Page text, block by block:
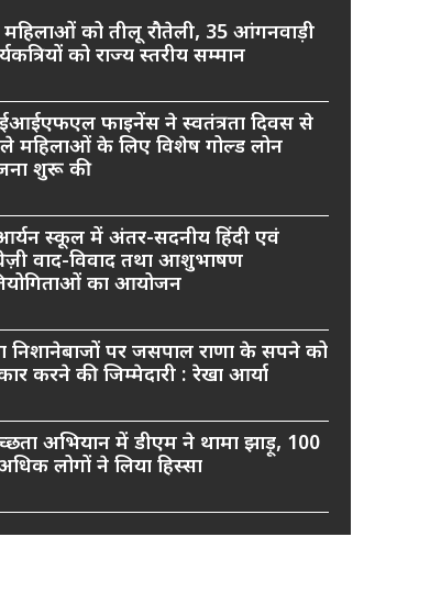
महिलाओं को तीलू रौतेली, 35 आंगनवाड़ी
को राज्य स्तरीय सम्मान
फाइनेंस ने स्वतंत्रता दिवस से
महिलाओं के लिए विशेष गोल्ड लोन
शुरू की
स्कूल में अंतर-सदनीय हिंदी एवं
वाद-विवाद तथा आशुभाषण
का आयोजन
निशानेबाजों पर जसपाल राणा के सपने को
करने की जिम्मेदारी : रेखा आर्या
अभियान में डीएम ने थामा झाड़ू, 100
लोगों ने लिया हिस्सा